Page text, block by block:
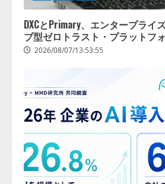
DXCとPrimary、エンタープライ
ブ型ゼロトラスト・プラットフ
2026/08/07/13:53:55